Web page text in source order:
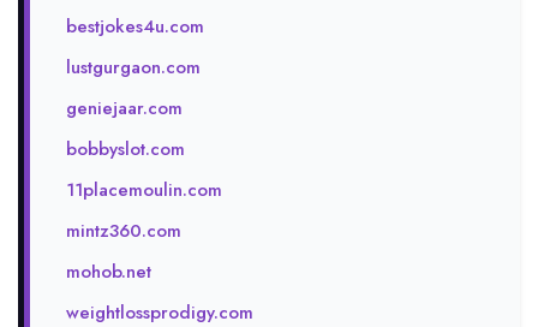
bestjokes4u.com
lustgurgaon.com
geniejaar.com
bobbyslot.com
11placemoulin.com
mintz360.com
mohob.net
weightlossprodigy.com